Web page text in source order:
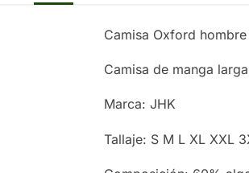
Camisa Oxford hombre
Camisa de manga
Marca: JHK
Tallaje: S M L XL XXL